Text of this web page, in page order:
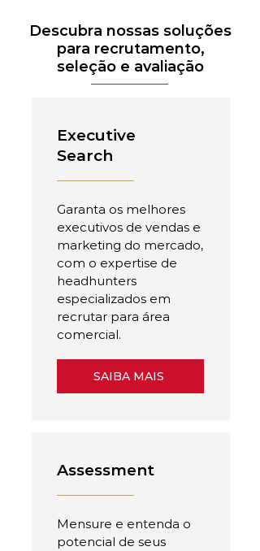
Descubra nossas soluções
para recrutamento,
seleção e avaliação
Executive
Search
Garanta os melhores
executivos de vendas e
marketing do mercado,
com o expertise de
headhunters
especializados em
recrutar para área
comercial.
SAIBA MAIS
Assessment
Mensure e entenda o
potencial de seus